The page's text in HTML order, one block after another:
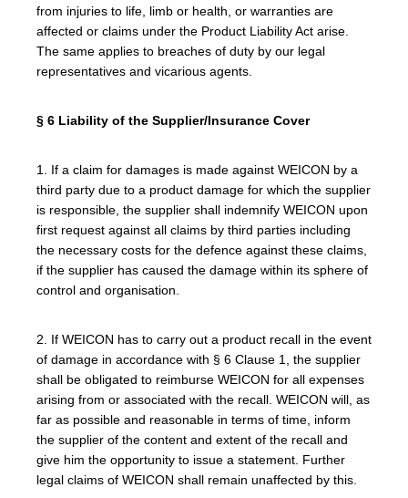
from injuries to life, limb or health, or warranties are
affected or claims under the Product Liability Act arise.
The same applies to breaches of duty by our legal
representatives and vicarious agents.
§ 6 Liability of the Supplier/Insurance Cover
1. If a claim for damages is made against WEICON by a
third party due to a product damage for which the supplier
is responsible, the supplier shall indemnify WEICON upon
first request against all claims by third parties including
the necessary costs for the defence against these claims,
if the supplier has caused the damage within its sphere of
control and organisation.
2. If WEICON has to carry out a product recall in the event
of damage in accordance with § 6 Clause 1, the supplier
shall be obligated to reimburse WEICON for all expenses
arising from or associated with the recall. WEICON will, as
far as possible and reasonable in terms of time, inform
the supplier of the content and extent of the recall and
give him the opportunity to issue a statement. Further
legal claims of WEICON shall remain unaffected by this.